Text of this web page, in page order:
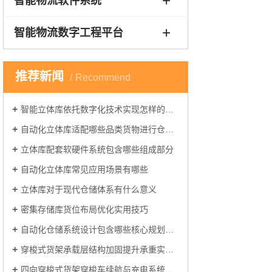
智能物流数字工程平台
推荐新闻 Recommend
智能立体库依托数字化技术实现怎样的仓储管理
自动化立体库适配哪些品类货物进行仓储管理
立体库配套软硬件系统包含哪些组成部分
自动化立体库常见应用场景有哪些
立体库对于现代仓储体系有什么意义
密集存储库货位布局优化实用技巧
自动化仓储系统设计包含哪些核心规划环节
穿梭式货架承载层结构加固提升承重实操方案
四向穿梭式货架穿梭车续航与充电系统优化方案